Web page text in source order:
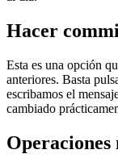
Hacer
Esta es una opción
anteriores. Basta
escribamos el
cambiado
Operaciones